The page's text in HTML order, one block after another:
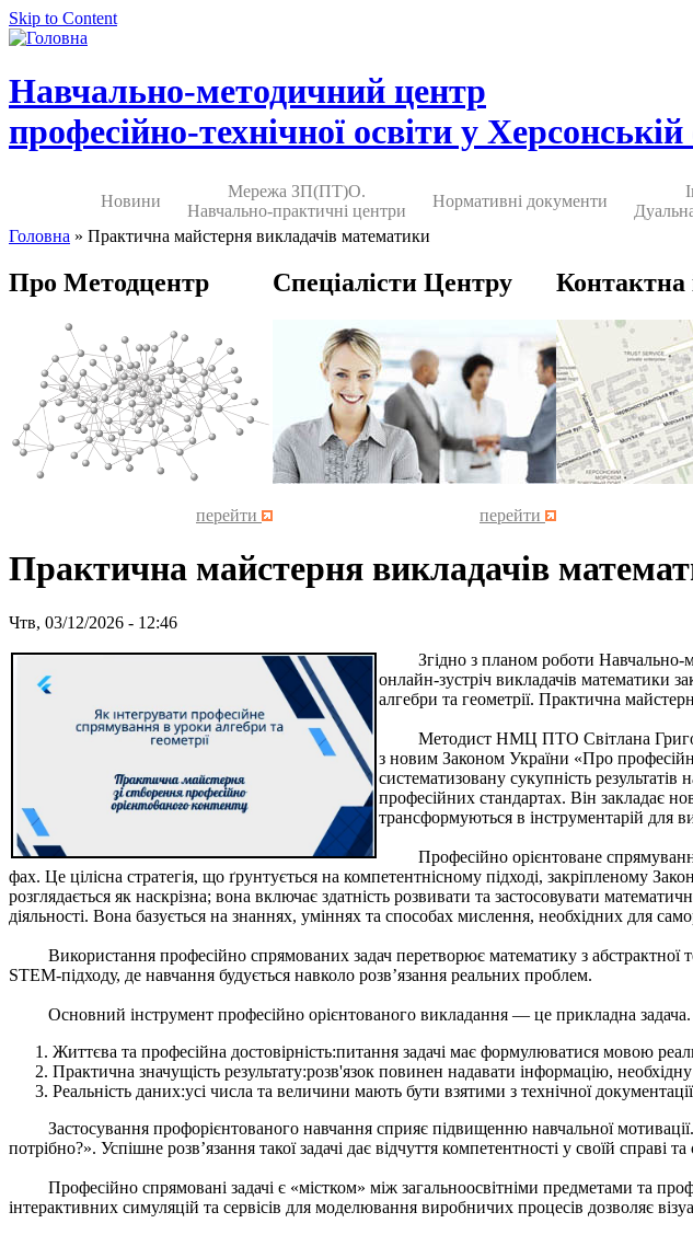
Skip to Content
Навчально-методичний центр
професійно-технічної освіти у Херсонській
Новини
Мережа ЗП(ПТ)О.
Навчально-практичні центри
Нормативні документи
Головна » Практична майстерня викладачів математики
Про Методцентр
перейти
Спеціалісти Центру
перейти
Контактна
Практична майстерня викладачів
Чтв, 03/12/2026 - 12:46
Згідно з планом роботи Навчально-
онлайн-зустріч викладачів математики
алгебри та геометрії. Практична
Методист НМЦ ПТО Світлана
з новим Законом України «Про
систематизовану сукупність
професійних стандартах. Він закладає
трансформуються в інструментарій для
Професійно орієнтоване спрямування
фах. Це цілісна стратегія, що ґрунтується на компетентнісному підході, закріпленому
розглядається як наскрізна; вона включає здатність розвивати та застосовувати
діяльності. Вона базується на знаннях, уміннях та способах мислення, необхідних для
Використання професійно спрямованих задач перетворює математику з абстрактної
STEM-підходу, де навчання будується навколо розв’язання реальних проблем.
Основний інструмент професійно орієнтованого викладання — це прикладна
Життєва та професійна достовірність:питання задачі має формулюватися мовою
Практична значущість результату:розв'язок повинен надавати інформацію,
Реальність даних:усі числа та величини мають бути взятими з технічної
Застосування профорієнтованого навчання сприяє підвищенню навчальної мотивації.
потрібно?». Успішне розв’язання такої задачі дає відчуття компетентності у своїй справі
Професійно спрямовані задачі є «містком» між загальноосвітніми предметами та
інтерактивних симуляцій та сервісів для моделювання виробничих процесів дозволяє